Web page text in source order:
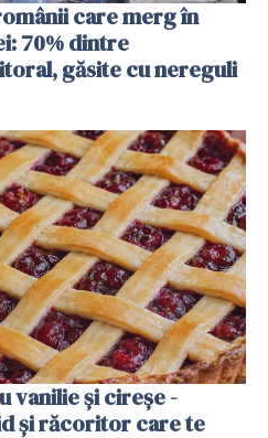
care merg în
70% dintre
găsite cu nereguli
vanilie și cireșe -
și răcoritor care te